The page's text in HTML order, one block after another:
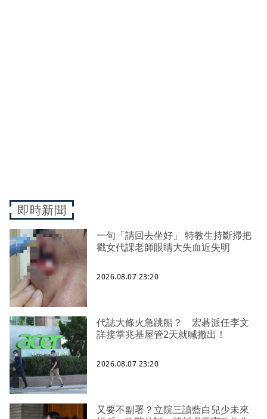
即時新聞
一句「請回去坐好」 特教生持斷掃把
戳女代課老師眼睛大失血近失明
2026.08.07 23:20
代誌大條火急跳船？ 宏碁派任李文
詳接掌兆基屋管2天就喊撤出！
2026.08.07 23:20
又要不副署？立院三讀藍白兒少未來